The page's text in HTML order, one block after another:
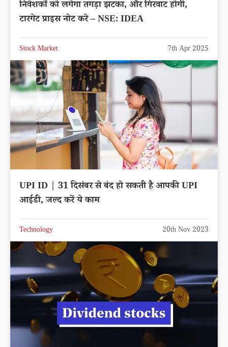
निवेशकों को लगेगा तगड़ा झटका, और गिरवाट होगी,
टारगेट प्राइस नोट करे – NSE: IDEA
Stock Market 7th Apr 2025
UPI ID | 31 दिसंबर से बंद हो सकती है आपकी UPI
आईडी, जल्द करें ये काम
Technology 20th Nov 2023